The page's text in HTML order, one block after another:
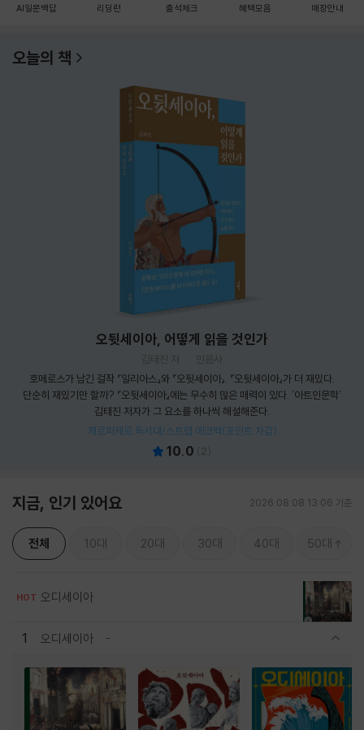
AI일문백답 리딩런 출석체크 혜택모음 매장안내
오늘의 책
오뒷세이아, 어떻게 읽을 것인가
김태진 저
민음사
호메로스가 남긴 걸작 『일리아스』와 『오뒷세이아』. 『오뒷세이아』가 더 재밌다.
단순히 재밌기만 할까? 『오뒷세이아』에는 무수히 많은 매력이 있다. '아트인문학'
김태진 저자가 그 요소를 하나씩 해설해준다.
제로퍼제로 독서대/스트랩 에코백(포인트 차감)
10.0 ( 2)
지금, 인기 있어요 2026.08.08 13:06 기준
전체 10대 20대 30대 40대 50대
HOT 오디세이아
1 오디세이아